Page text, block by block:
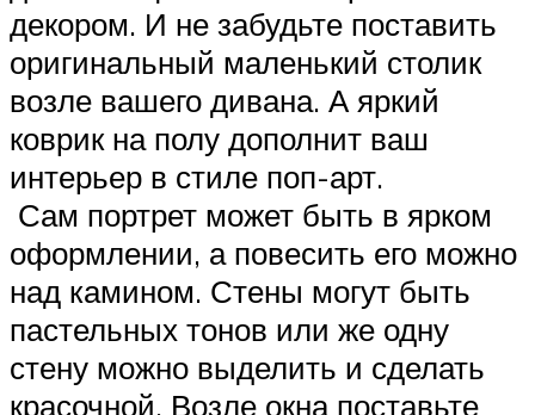
декором. И не забудьте поставить
оригинальный маленький столик
возле вашего дивана. А яркий
коврик на полу дополнит ваш
интерьер в стиле поп-арт.
Сам портрет может быть в ярком
оформлении, а повесить его можно
над камином. Стены могут быть
пастельных тонов или же одну
стену можно выделить и сделать
красочной. Возле окна поставьте